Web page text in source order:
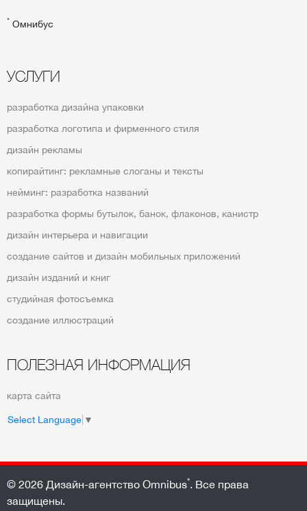
* Омнибус
УСЛУГИ
разработка дизайна упаковки
разработка логотипа и фирменного стиля
дизайн рекламы
копирайтинг: рекламные слоганы и тексты
нейминг: разработка названий
разработка формы бутылок, банок, флаконов, канистр
дизайн интерьера и навигации
создание сайтов и дизайн мобильных приложений
дизайн изданий и книг
студийная фотосъемка
создание иллюстраций
ПОЛЕЗНАЯ ИНФОРМАЦИЯ
карта сайта
Select Language ▼
© 2026 Дизайн-агентство Omnibus*
. Все права
защищены.